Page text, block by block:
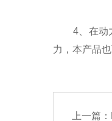
4、在动力
力，本产品
上一篇：